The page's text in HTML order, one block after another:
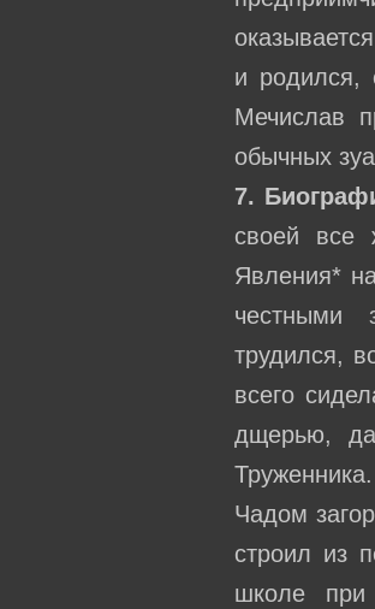
и родился,
Мечислав
обычных
7.
своей все
Явления*
честными
трудился,
всего
дщерью,
Чадом
строил из
школе при